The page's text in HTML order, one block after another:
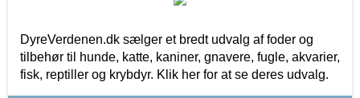
DyreVerdenen.dk sælger et bredt udvalg af foder og
tilbehør til hunde, katte, kaniner, gnavere, fugle, akvarier,
fisk, reptiller og krybdyr. Klik her for at se deres udvalg.